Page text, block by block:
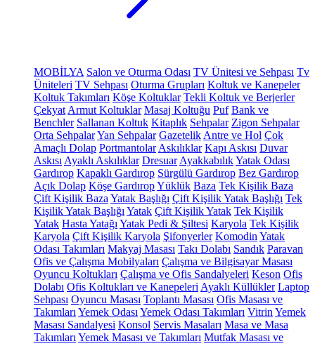
MOBİLYA Salon ve Oturma Odası TV Ünitesi ve Sehpası Tv
Üniteleri TV Sehpası Oturma Grupları Koltuk ve Kanepeler
Koltuk Takımları Köşe Koltuklar Tekli Koltuk ve Berjerler
Çekyat Armut Koltuklar Masaj Koltuğu Puf Bank ve
Benchler Sallanan Koltuk Kitaplık Sehpalar Zigon Sehpalar
Orta SehpalarYan Sehpalar Gazetelik Antre ve Hol Çok
Amaçlı Dolap Portmantolar Askılıklar Kapı Askısı Duvar
Askısı Ayaklı Askılıklar Dresuar AyakkabılıkYatak Odası
Gardırop Kapaklı Gardırop Sürgülü Gardırop Bez Gardırop
Açık Dolap Köşe GardıropYüklük Baza Tek Kişilik Baza
Çift Kişilik Baza Yatak Başlığı Çift Kişilik Yatak Başlığı Tek
Kişilik Yatak Başlığı Yatak Çift Kişilik Yatak Tek Kişilik
Yatak Hasta Yatağı Yatak Pedi & Şiltesi Karyola Tek Kişilik
Karyola Çift Kişilik Karyola Şifonyerler Komodin Yatak
Odası Takımları Makyaj Masası Takı Dolabı Sandık Paravan
Ofis ve Çalışma Mobilyaları Çalışma ve Bilgisayar Masası
Oyuncu Koltukları Çalışma ve Ofis Sandalyeleri Keson Ofis
Dolabı Ofis Koltukları ve Kanepeleri Ayaklı Küllükler Laptop
Sehpası Oyuncu Masası Toplantı Masası Ofis Masası ve
Takımları Yemek Odası Yemek Odası Takımları Vitrin Yemek
Masası Sandalyesi Konsol Servis Masaları Masa ve Masa
Takımları Yemek Masası ve Takımları Mutfak Masası ve